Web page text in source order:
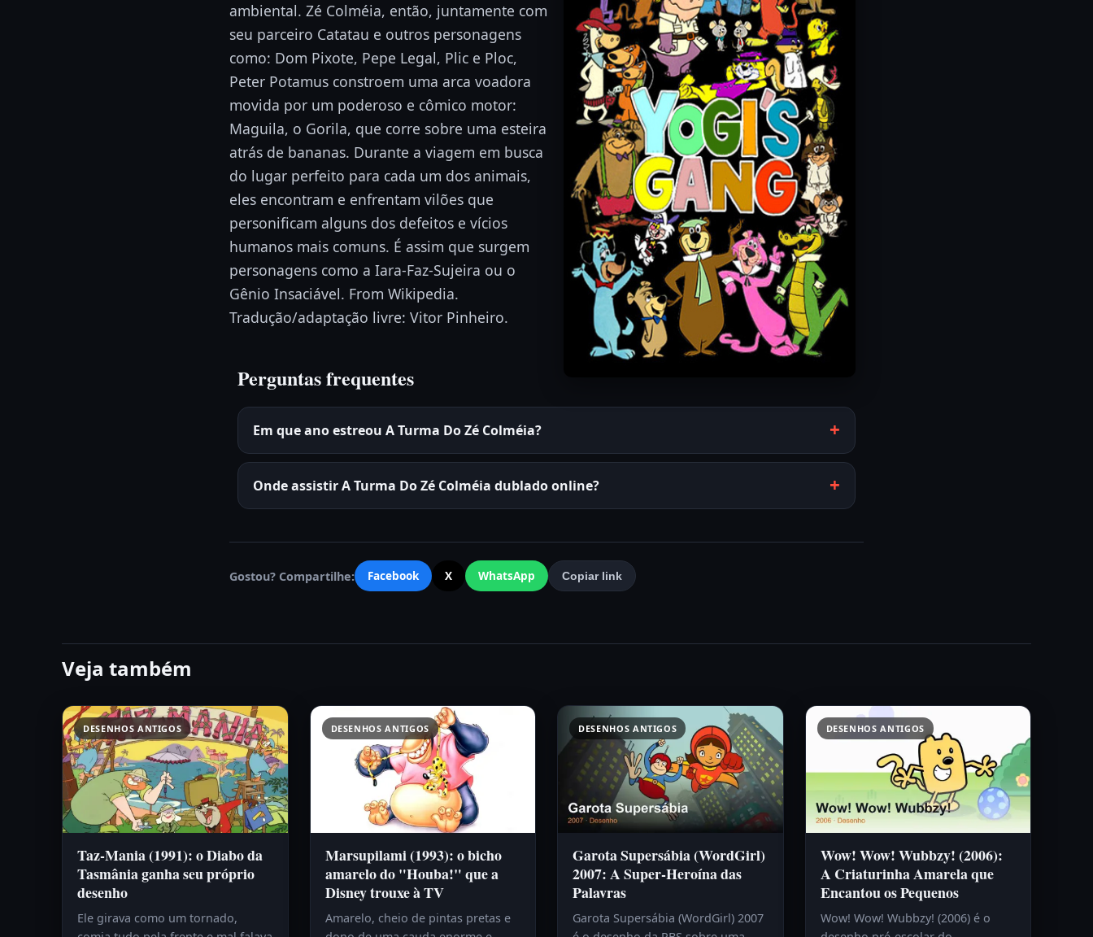
ambiental. Zé Colméia, então, juntamente com
seu parceiro Catatau e outros personagens
como: Dom Pixote, Pepe Legal, Plic e Ploc,
Peter Potamus constroem uma arca voadora
movida por um poderoso e cômico motor:
Maguila, o Gorila, que corre sobre uma esteira
atrás de bananas. Durante a viagem em busca
do lugar perfeito para cada um dos animais,
eles encontram e enfrentam vilões que
personificam alguns dos defeitos e vícios
humanos mais comuns. É assim que surgem
personagens como a Iara-Faz-Sujeira ou o
Gênio Insaciável. From Wikipedia.
Tradução/adaptação livre: Vitor Pinheiro.
Perguntas frequentes
Em que ano estreou A Turma Do Zé Colméia?
Onde assistir A Turma Do Zé Colméia dublado online?
Gostou? Compartilhe: Facebook X WhatsApp Copiar link
Veja também
DESENHOS ANTIGOS
Taz-Mania (1991): o Diabo da
Tasmânia ganha seu próprio
desenho
Ele girava como um tornado,
DESENHOS ANTIGOS
Marsupilami (1993): o bicho
amarelo do "Houba!" que a
Disney trouxe à TV
Amarelo, cheio de pintas pretas e
DESENHOS ANTIGOS
Garota Supersábia (WordGirl)
2007: A Super-Heroína das
Palavras
Garota Supersábia (WordGirl) 2007
DESENHOS ANTIGOS
Wow! Wow! Wubbzy! (2006):
A Criaturinha Amarela que
Encantou os Pequenos
Wow! Wow! Wubbzy! (2006) é o